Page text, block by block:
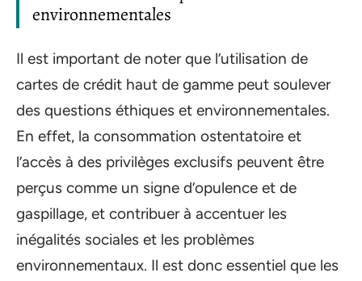
environnementales
Il est important de noter que l’utilisation de
cartes de crédit haut de gamme peut soulever
des questions éthiques et environnementales.
En effet, la consommation ostentatoire et
l’accès à des privilèges exclusifs peuvent être
perçus comme un signe d’opulence et de
gaspillage, et contribuer à accentuer les
inégalités sociales et les problèmes
environnementaux. Il est donc essentiel que les